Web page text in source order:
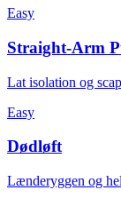
Easy
Straight-Arm
Lat isolation og
Easy
Dødløft
Lænderyggen og